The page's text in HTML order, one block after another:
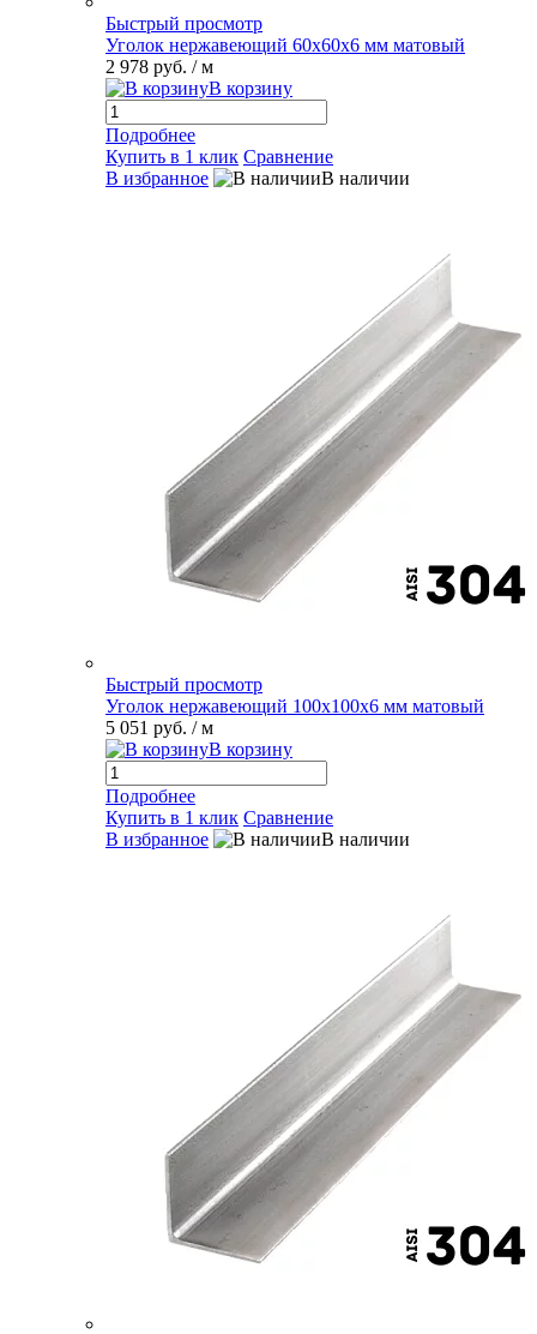
Быстрый просмотр
Уголок нержавеющий 60х60х6 мм матовый
2 978 руб. / м
В корзину
Подробнее
Купить в 1 клик Сравнение
В избранное
В наличии
Быстрый просмотр
Уголок нержавеющий 100х100х6 мм матовый
5 051 руб. / м
В корзину
Подробнее
Купить в 1 клик Сравнение
В избранное
В наличии